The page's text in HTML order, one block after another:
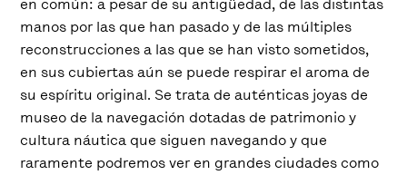
en común: a pesar de su antigüedad, de las distintas
manos por las que han pasado y de las múltiples
reconstrucciones a las que se han visto sometidos,
en sus cubiertas aún se puede respirar el aroma de
su espíritu original. Se trata de auténticas joyas de
museo de la navegación dotadas de patrimonio y
cultura náutica que siguen navegando y que
raramente podremos ver en grandes ciudades como